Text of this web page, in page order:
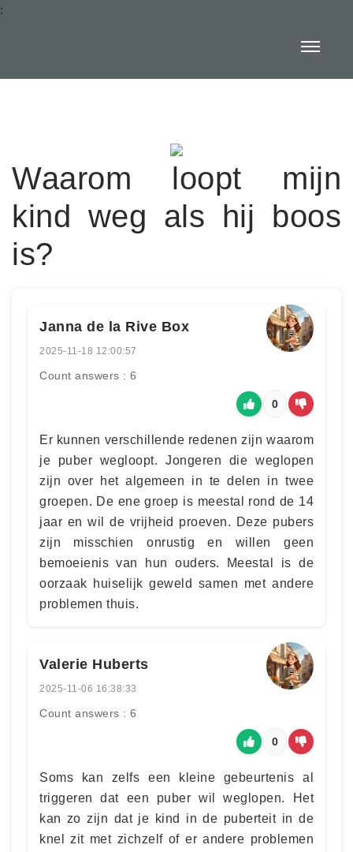
:
Waarom loopt mijn
kind weg als hij boos
is?
Janna de la Rive Box
2025-11-18 12:00:57
Count answers : 6
0
Er kunnen verschillende redenen zijn waarom
je puber wegloopt. Jongeren die weglopen
zijn over het algemeen in te delen in twee
groepen. De ene groep is meestal rond de 14
jaar en wil de vrijheid proeven. Deze pubers
zijn misschien onrustig en willen geen
bemoeienis van hun ouders. Meestal is de
oorzaak huiselijk geweld samen met andere
problemen thuis.
Valerie Huberts
2025-11-06 16:38:33
Count answers : 6
0
Soms kan zelfs een kleine gebeurtenis al
triggeren dat een puber wil weglopen. Het
kan zo zijn dat je kind in de puberteit in de
knel zit met zichzelf of er andere problemen